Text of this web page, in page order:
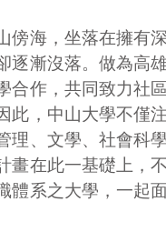
海，坐落在擁有深
逐漸沒落。做為高
合作，共同致力社
此，中山大學不僅
理、文學、社會科
畫在此一基礎上，
體系之大學，一起